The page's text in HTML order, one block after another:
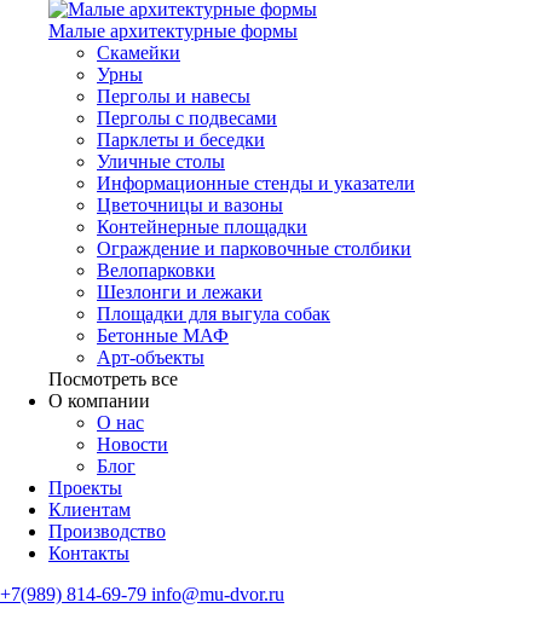
Малые архитектурные формы
Скамейки
Урны
Перголы и навесы
Перголы с подвесами
Парклеты и беседки
Уличные столы
Информационные стенды и указатели
Цветочницы и вазоны
Контейнерные площадки
Ограждение и парковочные столбики
Велопарковки
Шезлонги и лежаки
Площадки для выгула собак
Бетонные МАФ
Арт-объекты
Посмотреть все
О компании
О нас
Новости
Блог
Проекты
Клиентам
Производство
Контакты
+7(989) 814-69-79 info@mu-dvor.ru